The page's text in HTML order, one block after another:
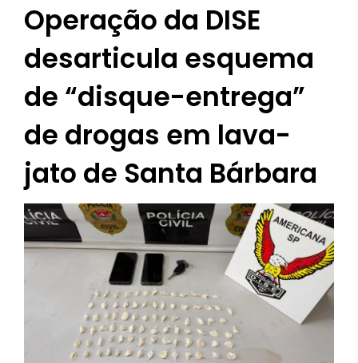
Operação da DISE
desarticula esquema
de “disque-entrega”
de drogas em lava-
jato de Santa Bárbara